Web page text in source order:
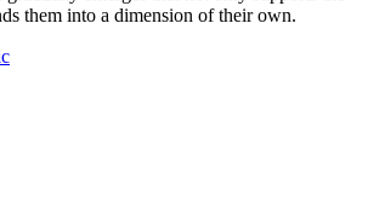
them into a dimension of their own.